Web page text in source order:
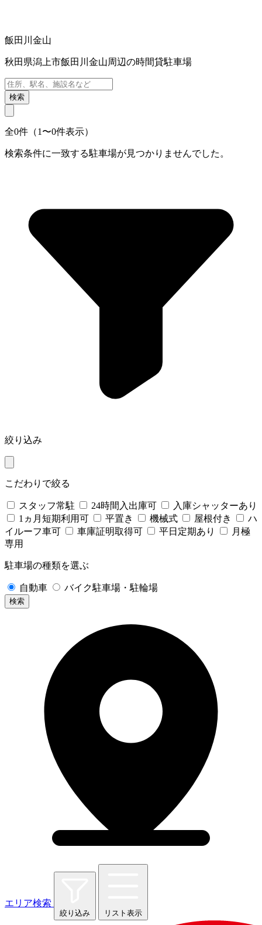
飯田川金山
秋田県潟上市飯田川金山周辺の時間貸駐車場
検索
全0件（1〜0件表示）
検索条件に一致する駐車場が見つかりませんでした。
絞り込み
こだわりで絞る
スタッフ常駐 24時間入出庫可
入庫シャッターあり
1ヵ月短期利用可
平置き 機械式 屋根付き
ハ
イルーフ車可
車庫証明取得可 平日定期あり
月極
専用
駐車場の種類を選ぶ
自動車 バイク駐車場・駐輪場
検索
エリア検索
絞り込み リスト表示